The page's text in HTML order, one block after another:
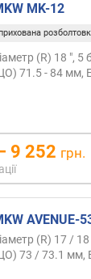
MK-12
(R) 18 ", 5
71.5 - 84 мм,
9 252 грн.
AVENUE-
(R) 17 /
73 / 73.1 мм,